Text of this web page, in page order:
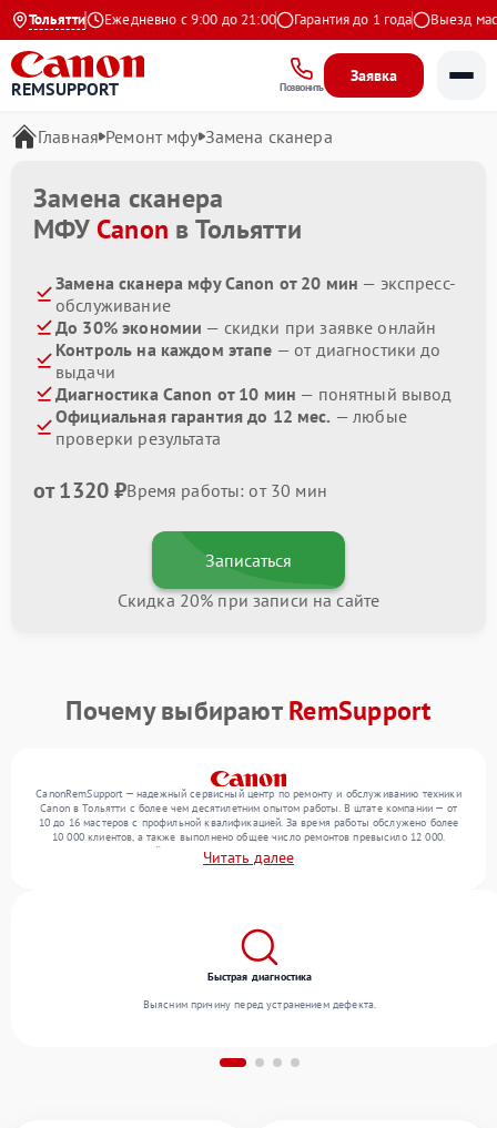
Тольятти
на Яндекс Ежедневно с 9:00 до 21:00 Гарантия до 1 года Выезд
REMSUPPORT Позвонить
Заявка
Главная Ремонт мфу Замена сканера
Замена сканера
МФУ Canon в Тольятти
Замена сканера мфу Canon от 20 мин — экспресс-
обслуживание
До 30% экономии — скидки при заявке онлайн
Контроль на каждом этапе — от диагностики до
выдачи
Диагностика Canon от 10 мин — понятный вывод
Официальная гарантия до 12 мес. — любые
проверки результата
от 1320 ₽Время работы: от 30 мин
Записаться
Скидка 20% при записи на сайте
Почему выбираютRemSupport
CanonRemSupport — надежный сервисный центр по ремонту и обслуживанию техники
Canon в Тольятти с более чем десятилетним опытом работы. В штате компании — от
10 до 16 мастеров с профильной квалификацией. За время работы обслужено более
10 000 клиентов, а также выполнено общее число ремонтов превысило 12 000.
Ежемесячно в сервисный центр поступает свыше 300 единиц техники, включая , , . Мы
беремся за задачи любой сложности и гарантируем высокое качество обслуживания
Читать далее
Быстрая диагностика
Выясним причину перед устранением дефекта.